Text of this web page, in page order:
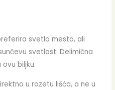
svetlo mesto, ali
svetlost. Delimična
biljku.
u rozetu lišća, a ne u